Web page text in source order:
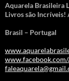
Aquarela Brasileira
Livros são Incríveis!
Brasil – Portugal